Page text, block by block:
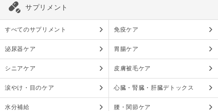
サプリメント
すべてのサプリメント 免疫ケア
泌尿器ケア 胃腸ケア
シニアケア 皮膚被毛ケア
涙やけ・目のケア 心臓・腎臓・肝臓デトックス
水分補給 腰・関節ケア